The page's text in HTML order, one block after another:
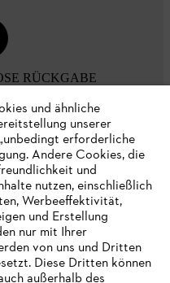
RÜCKGABE
und ähnliche
unserer
erforderliche
Andere Cookies, die
und
nutzen, einschließlich
Werbeeffektivität,
und Erstellung
nur mit Ihrer
von uns und Dritten
Diese Dritten können
außerhalb des